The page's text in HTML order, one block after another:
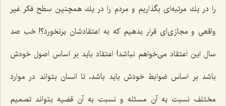
را در یك مرتبه‌ای بگذاریم و مردم را در یك همچنین سطح فكر غیر
واقعی و مجازی‌ای قرار بدهیم كه به اعتقادشان برنخورد؟! خب صد
سال این اعتقاد می‌خواهم نباشد! اعتقاد باید بر اساس اصول خودش
باشد بر اساس ضوابط خودش باید باشد، تا انسان بتواند در موارد
مختلف نسبت به آن مسئله و نسبت به آن قضیه بتواند تصمیم